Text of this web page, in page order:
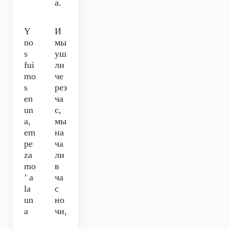
а.
Y
no
s
fui
mo
s
en
un
a,
em
pe
za
mo
’ a
la
un
a
И
мы
уш
ли
че
рез
ча
с,
мы
на
ча
ли
в
ча
с
но
чи,